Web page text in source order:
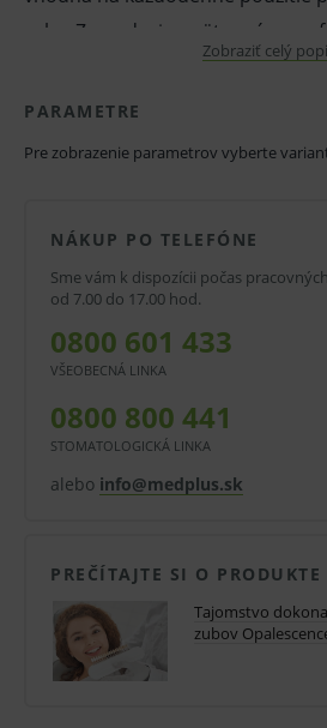
zuby. Zamedzuje opätovnému
skloviny po profesionálnom
Vlastnosti a výhody:
Efekt vybielenia vydrží
Štúdie ukazujú asi 4,8 x
fluoridov sklovinou ako u
známych značiek.
Rýchle a účinné
Odstraňuje povrchové
Obsahuje fluoridy (2500
Nízka abrazivita (70 RDA).
Zobraziť celý
PARAMETRE
Pre zobrazenie parametrov vyberte
NÁKUP PO TELEFÓNE
Sme vám k dispozícii počas
od 7.00 do 17.00 hod.
0800 601 433
VŠEOBECNÁ LINKA
0800 800 441
STOMATOLOGICKÁ LINKA
alebo info@medplus.sk
PREČÍTAJTE SI O PRODUKTE
Tajomstvo
zubov